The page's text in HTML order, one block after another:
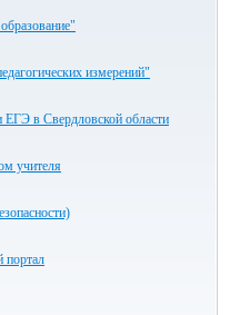
измерений"
в Свердловской области
учителя
портал